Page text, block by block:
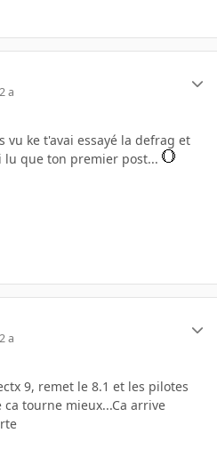
a
vu ke t'avai essayé la defrag et
lu que ton premier post...
a
9, remet le 8.1 et les pilotes
tourne mieux...Ca arrive